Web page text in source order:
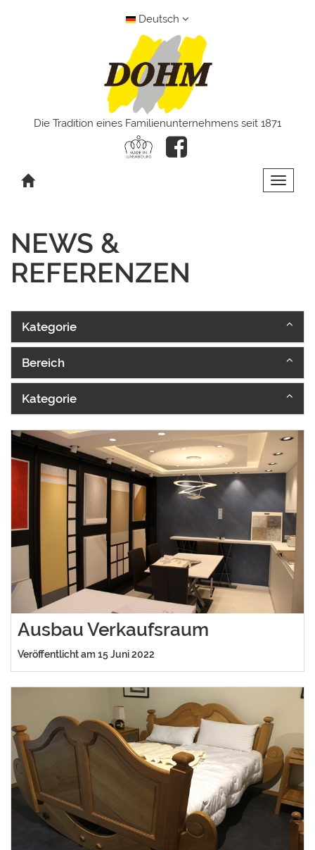
Deutsch
Die Tradition eines Familienunternehmens seit 1871
Toggle
NEWS &
REFERENZEN
Kategorie
Bereich
Kategorie
Ausbau Verkaufsraum
Veröffentlicht am 15 Juni 2022